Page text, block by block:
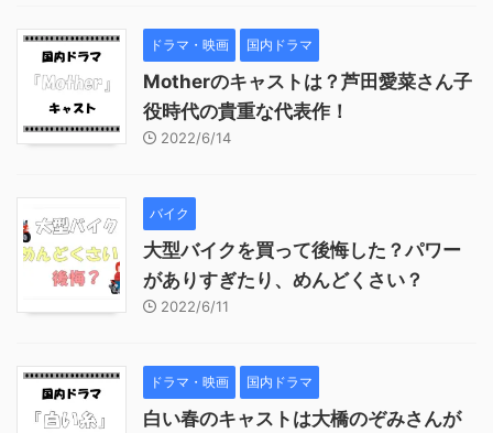
ドラマ・映画 国内ドラマ
Motherのキャストは？芦田愛菜さん子
役時代の貴重な代表作！
2022/6/14
バイク
大型バイクを買って後悔した？パワー
がありすぎたり、めんどくさい？
2022/6/11
ドラマ・映画 国内ドラマ
白い春のキャストは大橋のぞみさんが